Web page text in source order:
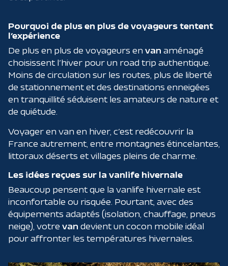
Pourquoi de plus en plus de voyageurs tentent
l’expérience
De plus en plus de voyageurs en van aménagé
choisissent l’hiver pour un road trip authentique.
Moins de circulation sur les routes, plus de liberté
de stationnement et des destinations enneigées
en tranquillité séduisent les amateurs de nature et
de quiétude.
Voyager en van en hiver, c’est redécouvrir la
France autrement, entre montagnes étincelantes,
littoraux déserts et villages pleins de charme.
Les idées reçues sur la vanlife hivernale
Beaucoup pensent que la vanlife hivernale est
inconfortable ou risquée. Pourtant, avec des
équipements adaptés (isolation, chauffage, pneus
neige), votre van devient un cocon mobile idéal
pour affronter les températures hivernales.